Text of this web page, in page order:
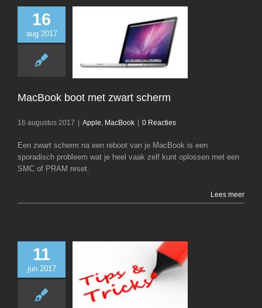
16
aug 2017
MacBook boot met zwart scherm
16 augustus 2017 Apple, MacBook 0 Reacties
Een zwart scherm na een reboot van je MacBook is een
sporadisch probleem wat je heel vaak zelf kunt oplossen met een
SMC of PRAM reset.
Lees meer
11
jun 2017